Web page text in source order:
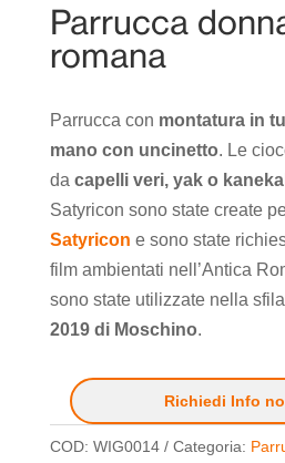
Parrucca
romana
Parrucca con montatura in
mano con uncinetto. Le
da capelli veri, yak o
Satyricon sono state create
Satyricon e sono state
film ambientati nell’Antica
sono state utilizzate nella
2019 di Moschino.
Richiedi Info
COD: WIG0014 Categoria: